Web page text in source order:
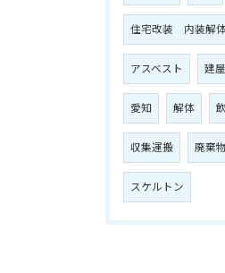
住宅改装 内装解
アスベスト 建屋
愛知 解体
収集運搬 廃棄物
スケルトン